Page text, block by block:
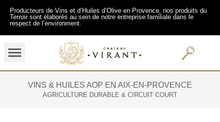
Producteurs de Vins et d’Huiles d’Olive en Provence, nos produits du
Terroir sont élaborés au sein de notre entreprise familiale dans le
respect de l’environment.
VINS & HUILES AOP EN AIX-EN-PROVENCE
AGRICULTURE DURABLE & CIRCUIT COURT